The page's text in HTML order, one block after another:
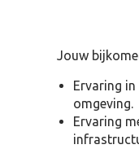
Jouw
Ervaring
omgeving.
Ervaring